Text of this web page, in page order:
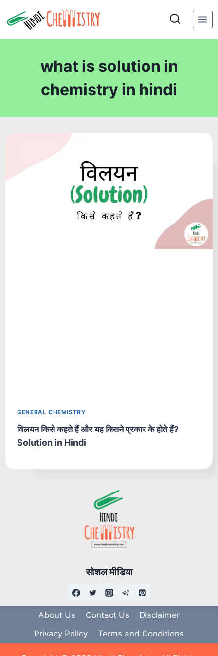
to
what is solution in
chemistry in hindi
GENERAL CHEMISTRY
विलयन किसे कहते हैं और यह कितने प्रकार के होते हैं?
Solution in Hindi
सोशल मीडिया
About Us Contact Us
Disclaimer
Privacy Policy
Terms and Conditions